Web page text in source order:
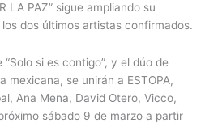
LA PAZ” sigue ampliando su
dos últimos artistas confirmados.
si es contigo”, y el dúo de
mexicana, se unirán a ESTOPA,
Ana Mena, David Otero, Vicco,
sábado 9 de marzo a partir